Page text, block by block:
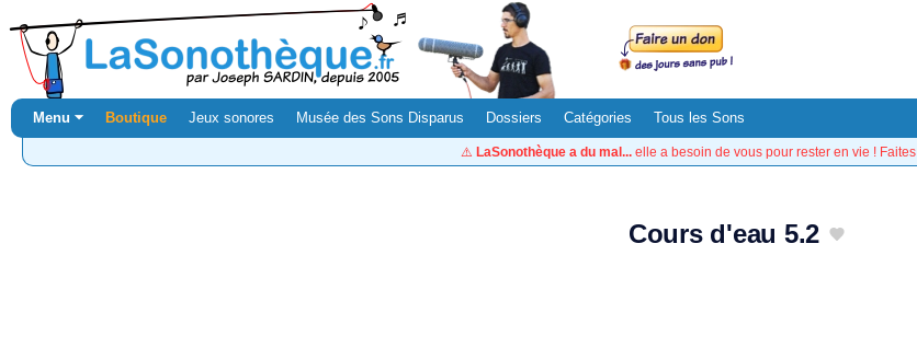
Menu ⏷ Boutique Jeux sonores Musée des Sons Disparus Dossiers Catégories Tous les Sons
⚠️ LaSonothèque a du mal... elle a besoin de vous pour rester en vie ! Faites
Cours d'eau 5.2